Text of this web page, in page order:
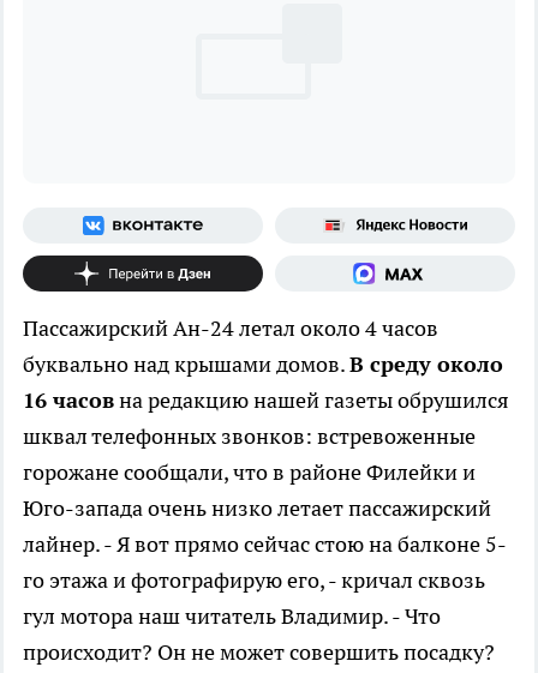
Пассажирский Ан-24 летал около 4 часов
буквально над крышами домов.В среду около
16 часовна редакцию нашей газеты обрушился
шквал телефонных звонков: встревоженные
горожане сообщали, что в районе Филейки и
Юго-запада очень низко летает пассажирский
лайнер. - Я вот прямо сейчас стою на балконе 5-
го этажа и фотографирую его, - кричал сквозь
гул мотора наш читатель Владимир. - Что
происходит? Он не может совершить посадку?